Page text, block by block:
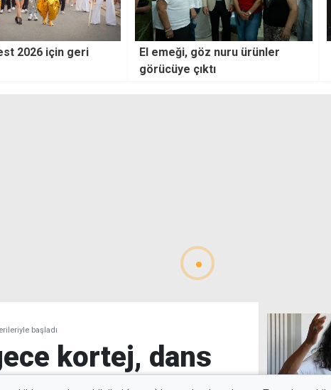
nuru ürünler
"Girne Belgeseli" Anadolu
Uluslararası Film Festivali'nde
başladı
kortej, dans